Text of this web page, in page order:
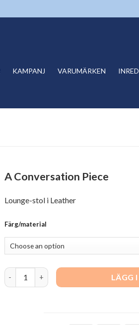
KAMPANJ VARUMÄRKEN
A Conversation Piece
Lounge-stol i Leather
Färg/material
A Conversation Piece quantity LÄGG